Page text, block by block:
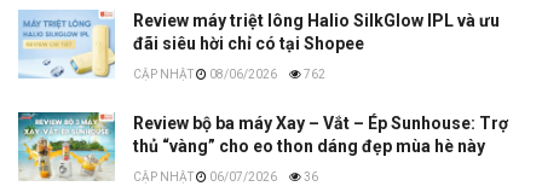
Review máy triệt lông Halio SilkGlow IPL và ưu
đãi siêu hời chỉ có tại Shopee
08/06/2026 762
Review bộ ba máy Xay – Vắt – Ép Sunhouse: Trợ
thủ “vàng” cho eo thon dáng đẹp mùa hè này
06/07/2026 36